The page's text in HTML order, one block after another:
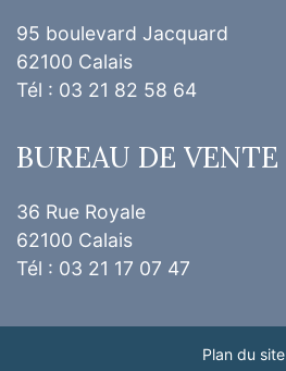
95 boulevard Jacquard
62100 Calais
Tél : 03 21 82 58 64
BUREAU DE VENTE
36 Rue Royale
62100 Calais
Tél : 03 21 17 07 47
Plan du site